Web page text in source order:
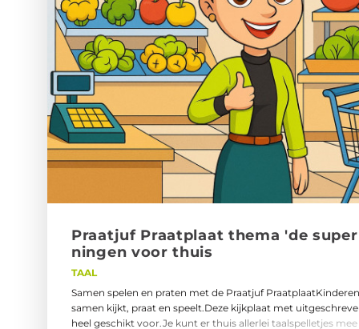
Praat­juf Praat­plaat thema 'de
nin­gen voor thuis
TAAL
Samen spelen en praten met de Praatjuf
samen kijkt, praat en speelt.Deze kijkplaat met
heel geschikt voor.Je kunt er thuis allerlei taalspelletjes